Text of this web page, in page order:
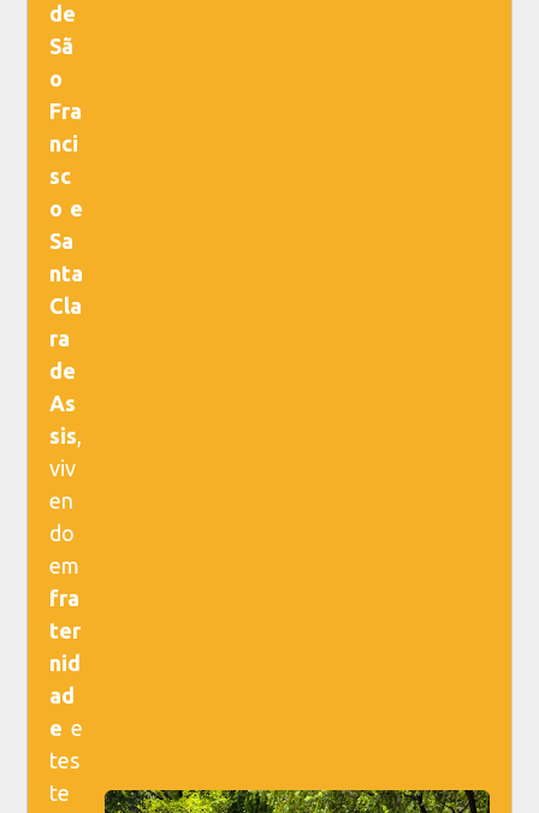
de
Sã
o
Fra
nci
sc
o e
Sa
nta
Cla
ra
de
As
sis,
viv
en
do
em
fra
ter
nid
ad
e e
tes
te